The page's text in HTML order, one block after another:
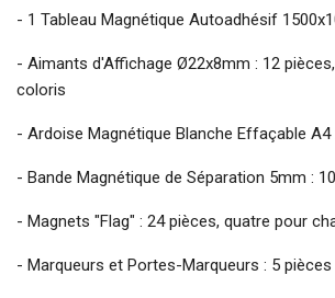
- 1 Tableau Magnétique Autoadhésif
- Aimants d'Affichage Ø22x8mm : 12
coloris
- Ardoise Magnétique Blanche Effaçable A4
- Bande Magnétique de Séparation 5mm :
- Magnets "Flag" : 24 pièces, quatre pour
- Marqueurs et Portes-Marqueurs : 5 pièces